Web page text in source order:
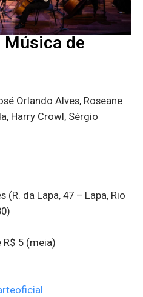
Música de
Orlando Alves, Roseane
Harry Crowl, Sérgio
(R. da Lapa, 47 – Lapa, Rio
5 (meia)